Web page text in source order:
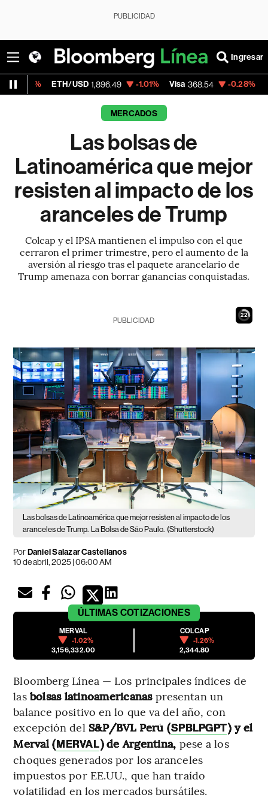
PUBLICIDAD
Ingresar
ETH/USD 1,896.49 -1.01% Visa 368.54 -0.28% MercadoLibre
MERCADOS
Las bolsas de
Latinoamérica que mejor
resisten al impacto de los
aranceles de Trump
Colcap y el IPSA mantienen el impulso con el que
cerraron el primer trimestre, pero el aumento de la
aversión al riesgo tras el paquete arancelario de
Trump amenaza con borrar ganancias conquistadas.
21
PUBLICIDAD
Las bolsas de Latinoamérica que mejor resisten al impacto de los
aranceles de Trump.
La Bolsa de São Paulo. (Shutterstock)
PorDaniel Salazar Castellanos
10 de abril, 2025 | 06:00 AM
ÚLTIMAS COTIZACIONES
MERVAL
-1.02%
3,156,332.00
COLCAP
-1.26%
2,344.80
Bloomberg Línea — Los principales índices de
lasbolsas latinoamericanas presentan un
balance positivo en lo que va del año, con
excepción del S&P/BVL Perú (SPBLPGPT) y el
Merval (MERVAL) de Argentina, pese a los
choques generados por los aranceles
impuestos por EE.UU., que han traído
volatilidad en los mercados bursátiles.